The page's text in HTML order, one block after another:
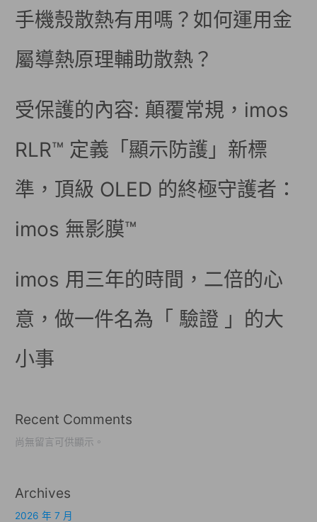
手機殼散熱有用嗎？如何運用金
屬導熱原理輔助散熱？
受保護的內容: 顛覆常規，imos
RLR™ 定義「顯示防護」新標
準，頂級 OLED 的終極守護者：
imos 無影膜™
imos 用三年的時間，二倍的心
意，做一件名為「 驗證 」的大
小事
Recent Comments
尚無留言可供顯示。
Archives
2026 年 7 月